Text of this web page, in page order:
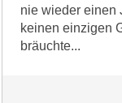
nie wieder einen
keinen einzigen
bräuchte...